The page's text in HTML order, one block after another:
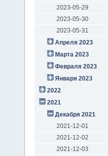
2023-05-29
2023-05-30
2023-05-31
Апреля 2023
Марта 2023
Февраля 2023
Января 2023
2022
2021
Декабря 2021
2021-12-01
2021-12-02
2021-12-03